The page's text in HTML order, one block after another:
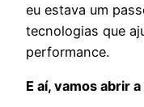
eu estava um
tecnologias que
performance.
E aí, vamos abrir